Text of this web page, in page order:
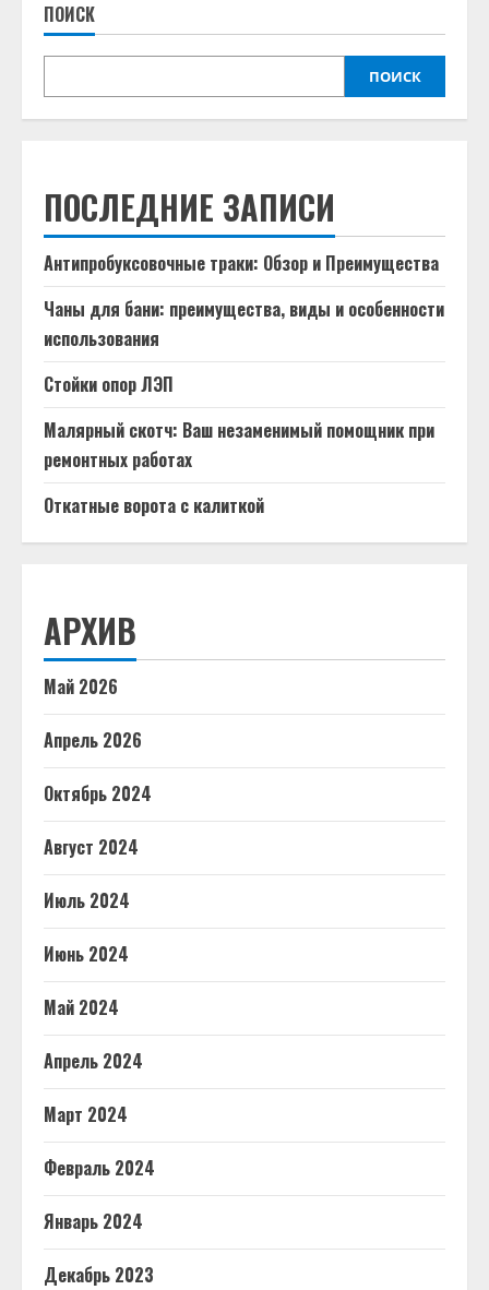
ПОИСК
ПОИСК
ПОСЛЕДНИЕ ЗАПИСИ
Антипробуксовочные траки: Обзор и Преимущества
Чаны для бани: преимущества, виды и особенности
использования
Стойки опор ЛЭП
Малярный скотч: Ваш незаменимый помощник при
ремонтных работах
Откатные ворота с калиткой
АРХИВ
Май 2026
Апрель 2026
Октябрь 2024
Август 2024
Июль 2024
Июнь 2024
Май 2024
Апрель 2024
Март 2024
Февраль 2024
Январь 2024
Декабрь 2023